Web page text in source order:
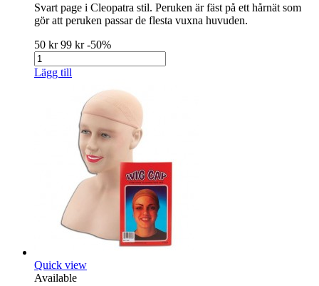
Svart page i Cleopatra stil. Peruken är fäst på ett hårnät som
gör att peruken passar de flesta vuxna huvuden.
50 kr99 kr-50%
Lägg till
Quick view
Available